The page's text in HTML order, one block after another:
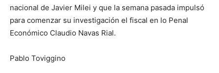
nacional de Javier Milei y que la semana pasada impulsó
para comenzar su investigación el fiscal en lo Penal
Económico Claudio Navas Rial.
Pablo Toviggino